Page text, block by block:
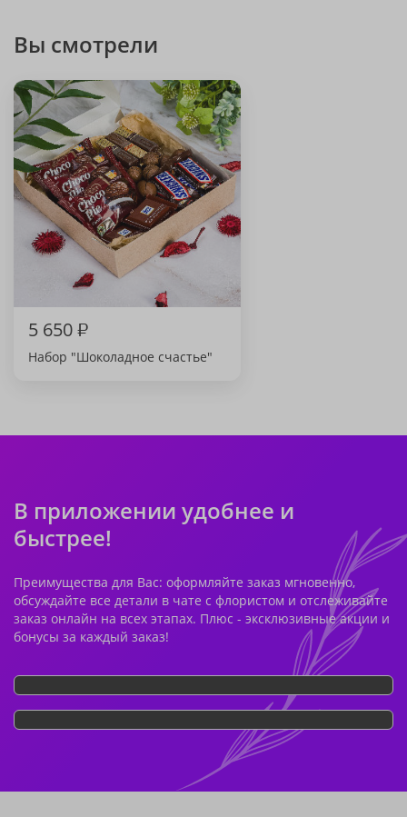
Вы смотрели
5 650₽
Набор "Шоколадное счастье"
В приложении удобнее и
быстрее!
Преимущества для Вас: оформляйте заказ мгновенно,
обсуждайте все детали в чате с флористом и отслеживайте
заказ онлайн на всех этапах. Плюс - эксклюзивные акции и
бонусы за каждый заказ!